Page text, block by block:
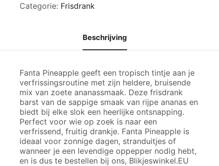
aantal
Categorie: Frisdrank
Beschrijving
Fanta Pineapple geeft een tropisch tintje aan je
verfrissingsroutine met zijn heldere, bruisende
mix van zoete ananassmaak. Deze frisdrank
barst van de sappige smaak van rijpe ananas en
biedt bij elke slok een heerlijke ontsnapping.
Perfect voor wie op zoek is naar een
verfrissend, fruitig drankje. Fanta Pineapple is
ideaal voor zonnige dagen, stranduitjes of
wanneer je een levendige oppepper nodig hebt,
en is dus te bestellen bij ons, Blikjeswinkel.EU